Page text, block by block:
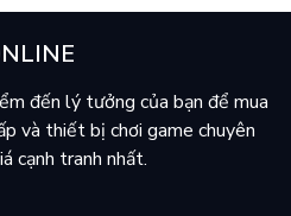
đến lý tưởng của bạn để mua
và thiết bị chơi game chuyên
cạnh tranh nhất.